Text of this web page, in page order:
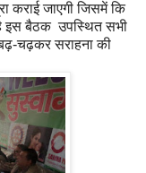
कराई जाएगी जिसमें कि
इस बैठक उपस्थित सभी
चढ़कर सराहना की